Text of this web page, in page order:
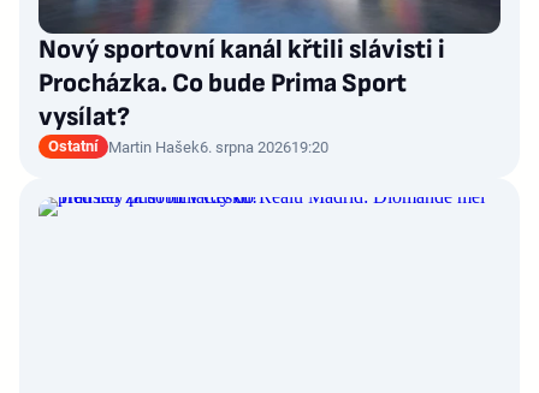
Nový sportovní kanál křtili slávisti i
Procházka. Co bude Prima Sport
vysílat?
Ostatní Martin Hašek6. srpna 202619:20